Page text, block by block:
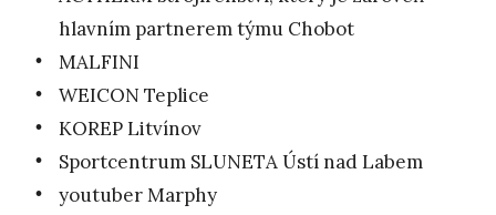
hlavním partnerem týmu Chobot
MALFINI
WEICON Teplice
KOREP Litvínov
Sportcentrum SLUNETA Ústí nad Labem
youtuber Marphy